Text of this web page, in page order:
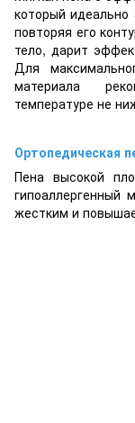
который идеально
повторяя его
тело, дарит
Для
материала
температуре не
Ортопедическая
Пена высокой
гипоаллергенный
жестким и